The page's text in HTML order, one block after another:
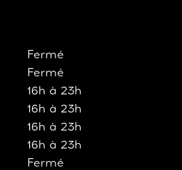
Fermé
Fermé
16h à 23h
16h à 23h
16h à 23h
16h à 23h
Fermé